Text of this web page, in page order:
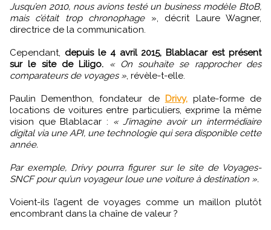
Jusqu’en 2010, nous avions testé un business modèle BtoB,
mais c’était trop chronophage», décrit Laure Wagner,
directrice de la communication.
Cependant, depuis le 4 avril 2015, Blablacar est présent
sur le site de Liligo.
« On souhaite se rapprocher des
comparateurs de voyages », révèle-t-elle.
Paulin Dementhon, fondateur de Drivy,plate-forme de
locations de voitures entre particuliers, exprime la même
vision que Blablacar : « J’imagine avoir un intermédiaire
digital via une API, une technologie qui sera disponible cette
année.
Par exemple, Drivy pourra figurer sur le site de Voyages-
SNCF pour qu’un voyageur loue une voiture à destination ».
Voient-ils l’agent de voyages comme un maillon plutôt
encombrant dans la chaîne de valeur ?